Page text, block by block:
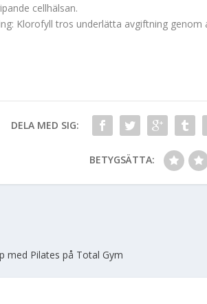
cellhälsan.
Klorofyll tros underlätta avgiftning genom
DELA MED SIG:
BETYGSÄTTA:
med Pilates på Total Gym